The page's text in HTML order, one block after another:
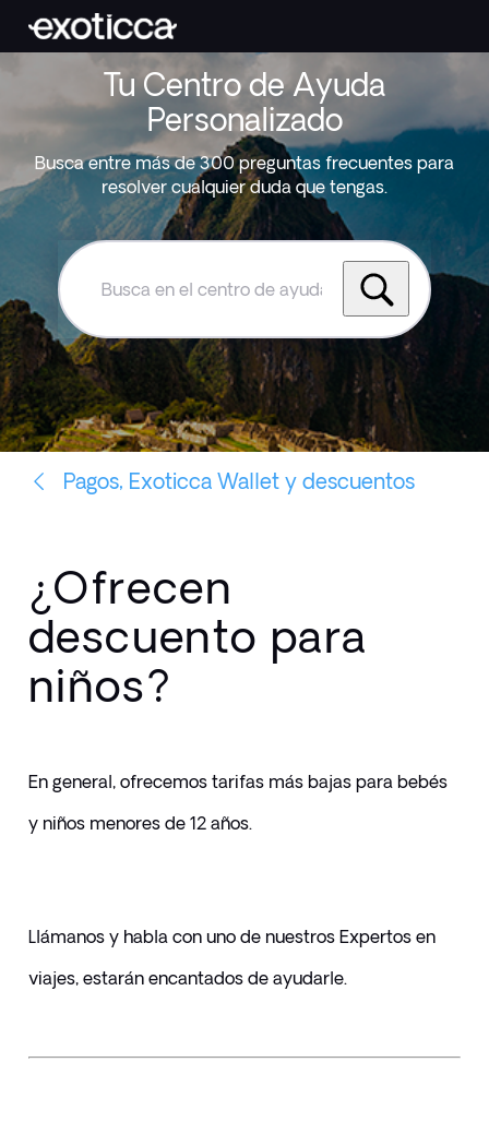
Tu Centro de Ayuda
Personalizado
Busca entre más de 300 preguntas frecuentes para
resolver cualquier duda que tengas.
Busca
el
centro
de
ayuda
de
Exoticca
Pagos, Exoticca Wallet y descuentos
¿Ofrecen
descuento para
niños?
En general, ofrecemos tarifas más bajas para bebés
y niños menores de 12 años.
Llámanos y habla con uno de nuestros Expertos en
viajes, estarán encantados de ayudarle.